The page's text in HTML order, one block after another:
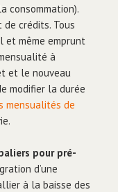
consommation).
crédits. Tous
et même emprunt
à
et le nouveau
modifier la durée
mensualités de
pour pré-
d’une
à la baisse des